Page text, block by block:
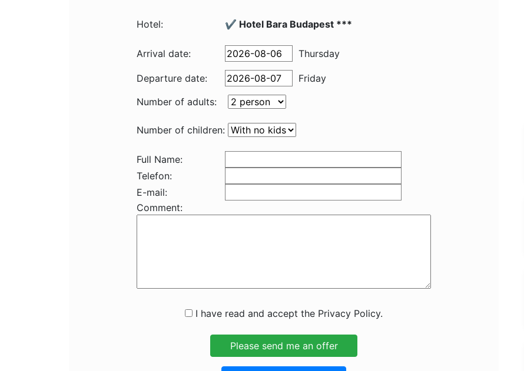
Hotel: ✔️ Hotel Bara Budapest ***
Arrival date: Thursday
Departure date:
Friday
Number of adults:
Number of children:
Full Name:
Telefon:
E-mail:
Comment:
I have read and accept the Privacy Policy.